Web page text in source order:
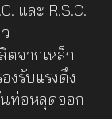
และ R.S.C.
ตจากเหล็ก
งรับแรงดึง
ท่อหลุดออก